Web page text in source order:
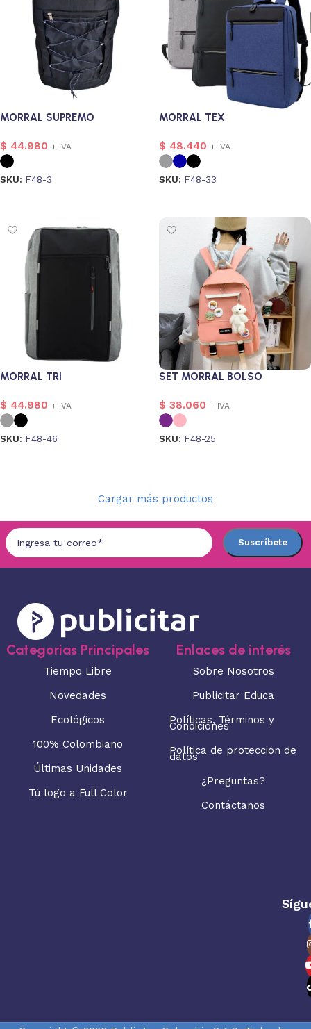
MORRAL SUPREMO
$ 44.980 + IVA
SKU: F48-3
MORRAL TEX
$ 48.440 + IVA
SKU: F48-33
MORRAL TRI
$ 44.980 + IVA
SKU: F48-46
SET MORRAL BOLSO
$ 38.060 + IVA
SKU: F48-25
Cargar más productos
Categorias Principales
Tiempo Libre
Novedades
Ecológicos
100% Colombiano
Últimas Unidades
Tú logo a Full Color
Enlaces de interés
Sobre Nosotros
Publicitar Educa
Políticas, Términos y
Condiciones
Política de protección de
datos
¿Preguntas?
Contáctanos